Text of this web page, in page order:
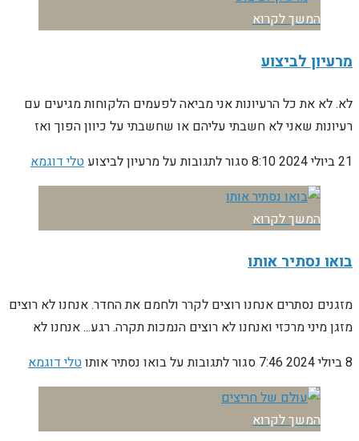
המשך לקרוא
מרעיון לביצוע
לא. לא את כל הרעיונות אני מביאה לפעמים הלקוחות מגיעים עם
רעיונות שאני לא חשבתי עליהם או שחשבתי על כיוון הפוך ואז
21 ביולי 2024
8:10סגור לתגובותעל מרעיון לביצוע טלי דוגמא
המשך לקרוא
בואו נסתיר אותו
מזגנים נסתרים אנחנו רוצים לקרר ולחמם את החדר. אנחנו לא רוצים
מזגן מיני מרכזי ואנחנו לא רוצים הנמכות תקרה. רגע... אנחנו לא
8 ביולי 2024
7:46 סגור לתגובותעל בואו נסתיר אותוטלי דוגמא
המשך לקרוא